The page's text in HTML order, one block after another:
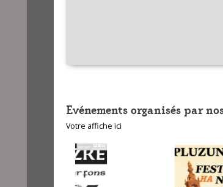
Evénements organisés par
Votre affiche ici